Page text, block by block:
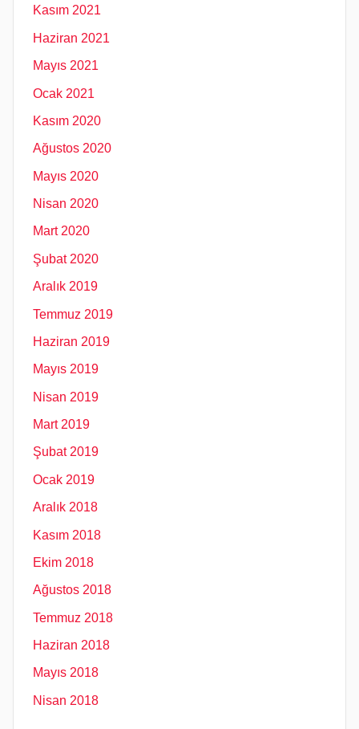
Kasım 2021
Haziran 2021
Mayıs 2021
Ocak 2021
Kasım 2020
Ağustos 2020
Mayıs 2020
Nisan 2020
Mart 2020
Şubat 2020
Aralık 2019
Temmuz 2019
Haziran 2019
Mayıs 2019
Nisan 2019
Mart 2019
Şubat 2019
Ocak 2019
Aralık 2018
Kasım 2018
Ekim 2018
Ağustos 2018
Temmuz 2018
Haziran 2018
Mayıs 2018
Nisan 2018